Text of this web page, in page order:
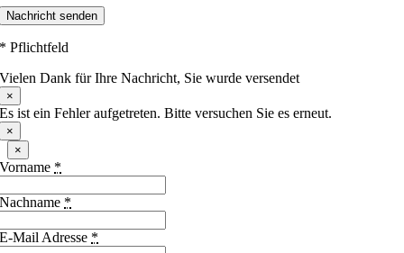
Nachricht senden
* Pflichtfeld
Vielen Dank für Ihre Nachricht, Sie wurde versendet
×
Es ist ein Fehler aufgetreten. Bitte versuchen Sie es erneut.
×
×
Vorname *
Nachname *
E-Mail Adresse *